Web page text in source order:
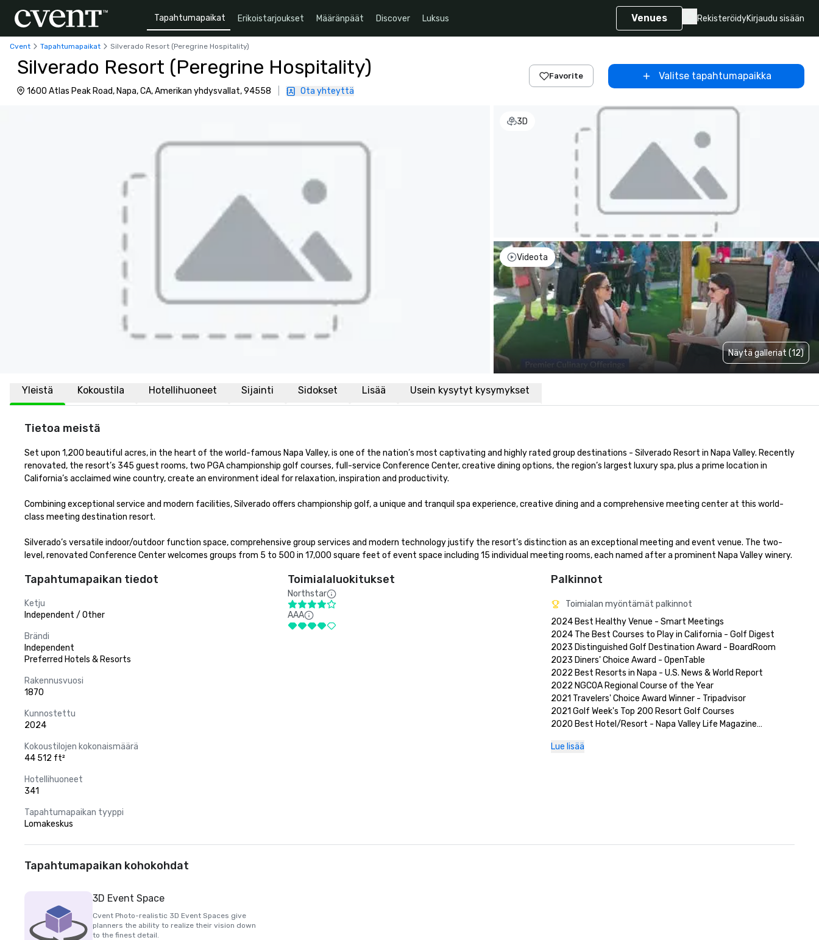
Tapahtumapaikat Erikoistarjoukset Määränpäät Discover Luksus Venues RekisteröidyKirjaudu sisään
Cvent Tapahtumapaikat Silverado Resort (Peregrine Hospitality)
Silverado Resort (Peregrine Hospitality)
1600 Atlas Peak Road, Napa, CA, Amerikan yhdysvallat, 94558 Ota yhteyttä
Favorite Valitse tapahtumapaikka
3D
Videota
Näytä galleriat (12)
Yleistä Kokoustila Hotellihuoneet Sijainti Sidokset Lisää Usein kysytyt kysymykset
Tietoa meistä
Set upon 1,200 beautiful acres, in the heart of the world-famous Napa Valley, is one of the nation’s most captivating and highly rated group destinations - Silverado Resort in Napa Valley. Recently
renovated, the resort’s 345 guest rooms, two PGA championship golf courses, full-service Conference Center, creative dining options, the region’s largest luxury spa, plus a prime location in
California’s acclaimed wine country, create an environment ideal for relaxation, inspiration and productivity.
Combining exceptional service and modern facilities, Silverado offers championship golf, a unique and tranquil spa experience, creative dining and a comprehensive meeting center at this world-
class meeting destination resort.
Silverado’s versatile indoor/outdoor function space, comprehensive group services and modern technology justify the resort’s distinction as an exceptional meeting and event venue. The two-
level, renovated Conference Center welcomes groups from 5 to 500 in 17,000 square feet of event space including 15 individual meeting rooms, each named after a prominent Napa Valley winery.
Tapahtumapaikan tiedot
Ketju
Independent / Other
Brändi
Independent
Preferred Hotels & Resorts
Rakennusvuosi
1870
Kunnostettu
2024
Kokoustilojen kokonaismäärä
44 512 ft²
Hotellihuoneet
341
Tapahtumapaikan tyyppi
Lomakeskus
Toimialaluokitukset
Northstar
AAA
Palkinnot
Toimialan myöntämät palkinnot
2024 Best Healthy Venue - Smart Meetings
2024 The Best Courses to Play in California - Golf Digest
2023 Distinguished Golf Destination Award - BoardRoom
2023 Diners' Choice Award - OpenTable
2022 Best Resorts in Napa - U.S. News & World Report
2022 NGCOA Regional Course of the Year
2021 Travelers' Choice Award Winner - Tripadvisor
2021 Golf Week's Top 200 Resort Golf Courses
2020 Best Hotel/Resort - Napa Valley Life Magazine
2020 Best Day Spa - Napa Valley Life Magazine
Lue lisää
Tapahtumapaikan kohokohdat
3D Event Space
Cvent Photo-realistic 3D Event Spaces give
planners the ability to realize their vision down
to the finest detail.